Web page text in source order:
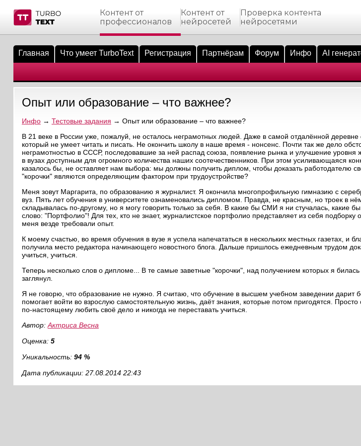
материалы
биржи
пользователи
на сайте
пользователей
сообщения
по форуму
Контент от
профессионалов
Контент от
нейросетей
Проверка контента
нейросетями
Главная Что умеет TurboText Регистрация Партнёрам Форум Инфо AI
Опыт или образование – что важнее?
Инфо→ Тестовые задания → Опыт или образование – что важнее?
В 21 веке в России уже, пожалуй, не осталось неграмотных людей. Даже в самой отдалённой
который не умеет читать и писать. Не окончить школу в наше время - нонсенс. Почти так же дело
неграмотностью в СССР, последовавшие за ней распад союза, появление рынка и улучшение уровня
в вузах доступным для огромного количества наших соотечественников. При этом усиливающаяся
казалось бы, не оставляет нам выбора: мы должны получить диплом, чтобы доказать работодателю
"корочки" являются определяющим фактором при трудоустройстве?
Меня зовут Маргарита, по образованию я журналист. Я окончила многопрофильную гимназию с
вуз. Пять лет обучения в университете ознаменовались дипломом. Правда, не красным, но троек в
складывалась по-другому, но я могу говорить только за себя. В какие бы СМИ я ни стучалась, какие
слово: "Портфолио"! Для тех, кто не знает, журналистское портфолио представляет из себя
меня везде требовали опыт.
К моему счастью, во время обучения в вузе я успела напечататься в нескольких местных газетах, и
получила место редактора начинающего новостного блога. Дальше пришлось ежедневным трудом
учиться, учиться.
Теперь несколько слов о дипломе... В те самые заветные "корочки", над получением которых я
заглянул.
Я не говорю, что образование не нужно. Я считаю, что обучение в высшем учебном заведении дарит
помогает войти во взрослую самостоятельную жизнь, даёт знания, которые потом пригодятся.
по-настоящему любить своё дело и никогда не переставать учиться.
Автор: Актриса Весна
Оценка: 5
Уникальность: 94 %
Дата публикации: 27.08.2014 22:43